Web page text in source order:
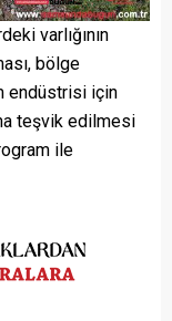
varlığının
bölge
endüstrisi için
teşvik edilmesi
ile